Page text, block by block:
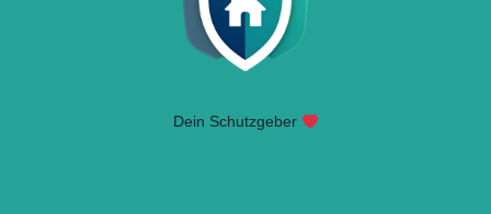
Dein Schutzgeber